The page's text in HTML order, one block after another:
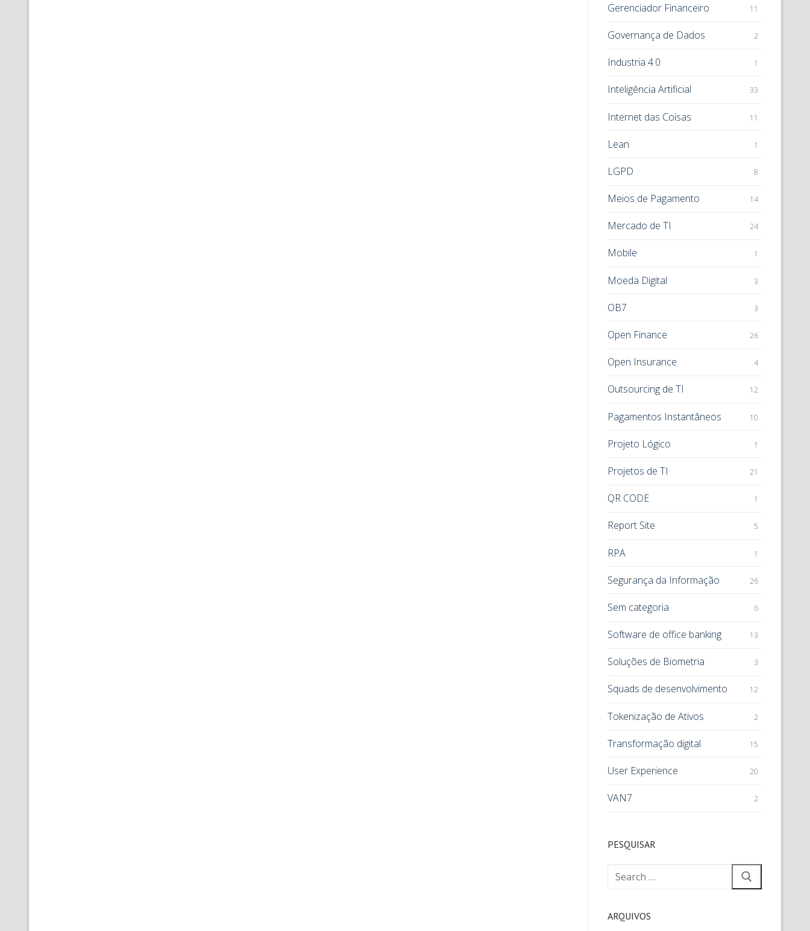
Gerenciador Financeiro 11
Governança de Dados 2
Industria 4.0 1
Inteligência Artificial 33
Internet das Coisas 11
Lean 1
LGPD 8
Meios de Pagamento 14
Mercado de TI 24
Mobile 1
Moeda Digital 3
OB7 3
Open Finance 26
Open Insurance 4
Outsourcing de TI 12
Pagamentos Instantâneos 10
Projeto Lógico 1
Projetos de TI 21
QR CODE 1
Report Site 5
RPA 1
Segurança da Informação 26
Sem categoria 6
Software de office banking 13
Soluções de Biometria 3
Squads de desenvolvimento 12
Tokenização de Ativos 2
Transformação digital 15
User Experience 20
VAN7 2
PESQUISAR
ARQUIVOS